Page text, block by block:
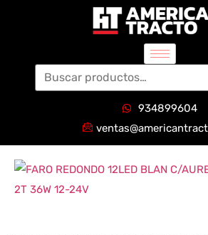
934899604